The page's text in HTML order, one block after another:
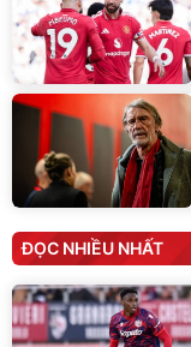
ĐỌC NHIỀU NHẤT